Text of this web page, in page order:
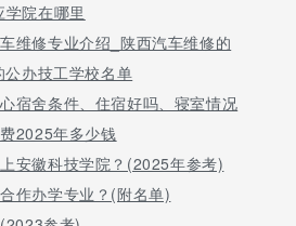
院在哪里
维修专业介绍_陕西汽车维修的
办技工学校名单
宿舍条件、住宿好吗、寝室情况
2025年多少钱
安徽科技学院？(2025年参考)
作办学专业？(附名单)